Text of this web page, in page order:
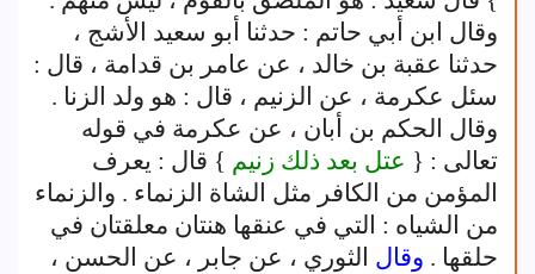
وقال ابن أبي حاتم : حدثنا أبو سعيد الأشج ،
حدثنا عقبة بن خالد ، عن عامر بن قدامة ، قال :
سئل عكرمة ، عن الزنيم ، قال : هو ولد الزنا .
وقال الحكم بن أبان ، عن عكرمة في قوله
تعالى : { عتل بعد ذلك زنيم } قال : يعرف
المؤمن من الكافر مثل الشاة الزنماء . والزنماء
من الشياه : التي في عنقها هنتان معلقتان في
حلقها . وقال الثوري ، عن جابر ، عن الحسن ،